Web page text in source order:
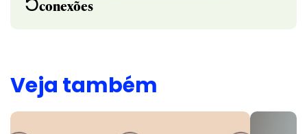
conexões
Veja também